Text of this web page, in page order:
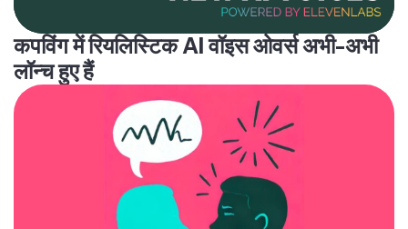
कपविंग में रियलिस्टिक AI वॉइस ओवर्स अभी-अभी
लॉन्च हुए हैं